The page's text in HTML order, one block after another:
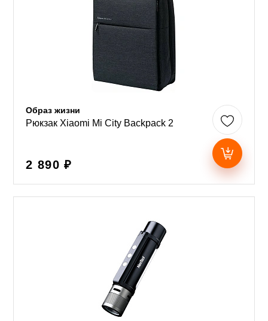
Образ жизни
Рюкзак Xiaomi Mi City Backpack 2
2 890 ₽